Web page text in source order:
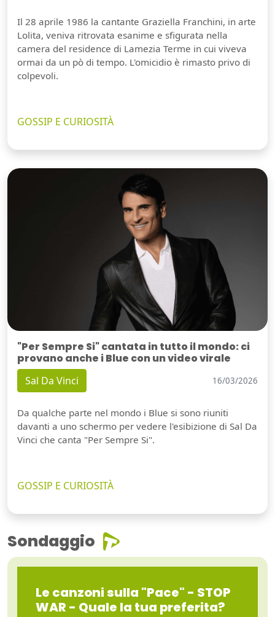
Il 28 aprile 1986 la cantante Graziella Franchini, in arte
Lolita, veniva ritrovata esanime e sfigurata nella
camera del residence di Lamezia Terme in cui viveva
ormai da un pò di tempo. L'omicidio è rimasto privo di
colpevoli.
GOSSIP E CURIOSITÀ
"Per Sempre Si" cantata in tutto il mondo: ci
provano anche i Blue con un video virale
Sal Da Vinci 16/03/2026
Da qualche parte nel mondo i Blue si sono riuniti
davanti a uno schermo per vedere l'esibizione di Sal Da
Vinci che canta "Per Sempre Si".
GOSSIP E CURIOSITÀ
Sondaggio
Le canzoni sulla "Pace" - STOP
WAR - Quale la tua preferita?